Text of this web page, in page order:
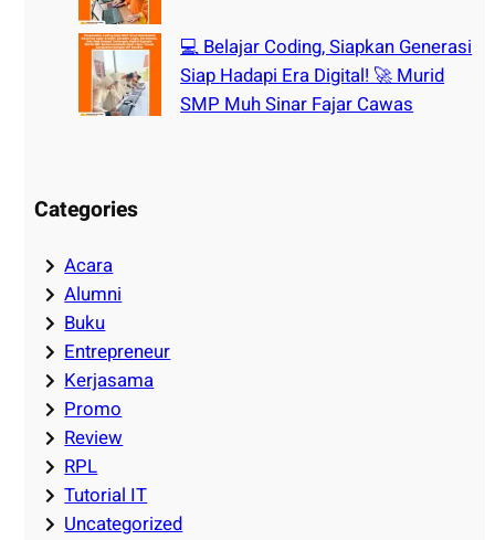
💻 Belajar Coding, Siapkan Generasi
Siap Hadapi Era Digital! 🚀 Murid
SMP Muh Sinar Fajar Cawas
Categories
Acara
Alumni
Buku
Entrepreneur
Kerjasama
Promo
Review
RPL
Tutorial IT
Uncategorized